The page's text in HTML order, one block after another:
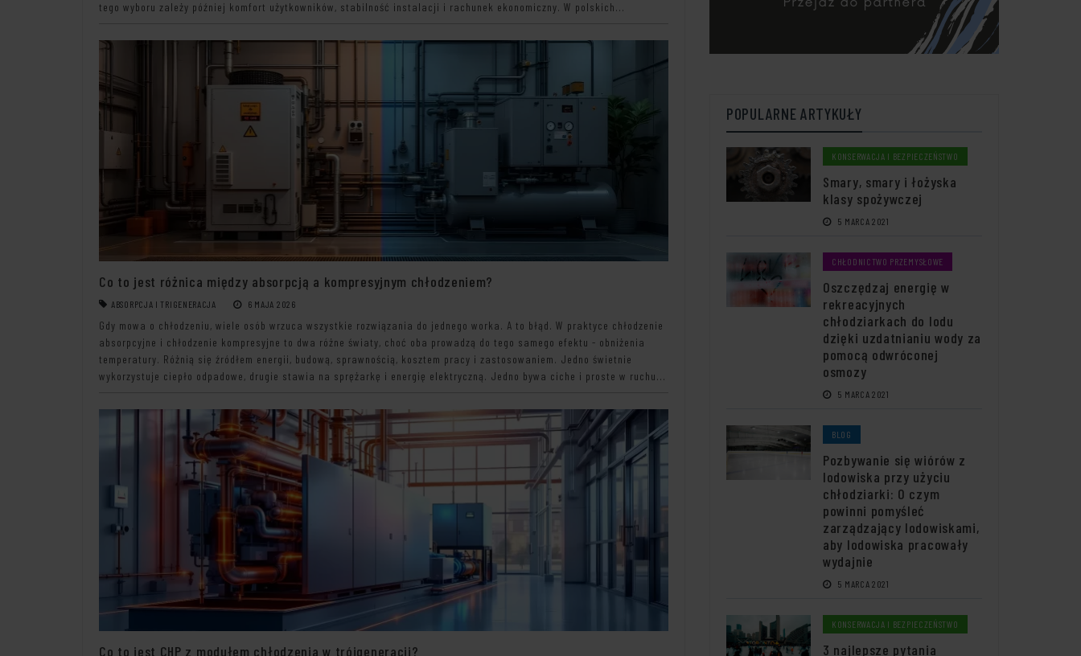
tego wyboru zależy później komfort użytkowników, stabilność instalacji i rachunek ekonomiczny. W polskich...
Co to jest różnica między absorpcją a kompresyjnym chłodzeniem?
ABSORPCJA I TRIGENERACJA 6 MAJA 2026
Gdy mowa o chłodzeniu, wiele osób wrzuca wszystkie rozwiązania do jednego worka. A to błąd. W praktyce chłodzenie
absorpcyjne i chłodzenie kompresyjne to dwa różne światy, choć oba prowadzą do tego samego efektu - obniżenia
temperatury. Różnią się źródłem energii, budową, sprawnością, kosztem pracy i zastosowaniem. Jedno świetnie
wykorzystuje ciepło odpadowe, drugie stawia na sprężarkę i energię elektryczną. Jedno bywa ciche i proste w ruchu...
Co to jest CHP z modułem chłodzenia w trójgeneracji?
POPULARNE ARTYKUŁY
KONSERWACJA I BEZPIECZEŃSTWO
Smary, smary i łożyska
klasy spożywczej
5 MARCA 2021
CHŁODNICTWO PRZEMYSŁOWE
Oszczędzaj energię w
rekreacyjnych
chłodziarkach do lodu
dzięki uzdatnianiu wody za
pomocą odwróconej
osmozy
5 MARCA 2021
BLOG
Pozbywanie się wiórów z
lodowiska przy użyciu
chłodziarki: O czym
powinni pomyśleć
zarządzający lodowiskami,
aby lodowiska pracowały
wydajnie
5 MARCA 2021
KONSERWACJA I BEZPIECZEŃSTWO
3 najlepsze pytania